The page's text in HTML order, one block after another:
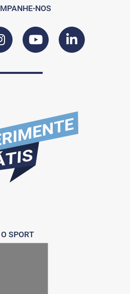
NOS
O SPORT